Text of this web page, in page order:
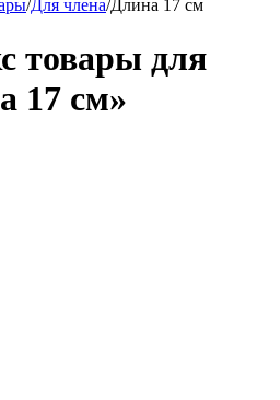
/Для члена/Длина 17 см
товары для
17 см»